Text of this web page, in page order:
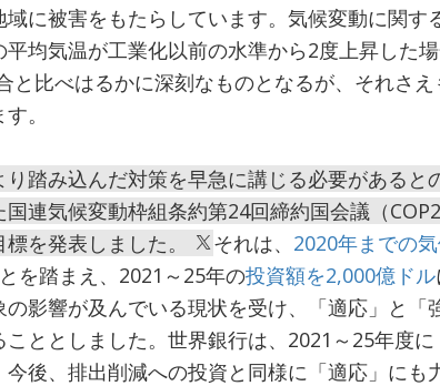
に被害をもたらしています。気候変動に関す
均気温が工業化以前の水準から2度上昇した
と比べはるかに深刻なものとなるが、それさ
。
踏み込んだ対策を早急に講じる必要があると
連気候変動枠組条約第24回締約国会議（
を発表しました。
それは、 2020年までの
を踏まえ、2021～25年の投資額を2,000億ドル
影響が及んでいる現状を受け、「適応」と「
ととしました。世界銀行は、2021～25年度
後、排出削減への投資と同様に「適応」にも